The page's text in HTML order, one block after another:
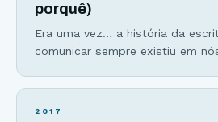
porquê)
Era uma vez… a história da
comunicar sempre existiu em
Homo sapiens foi capaz de
2017